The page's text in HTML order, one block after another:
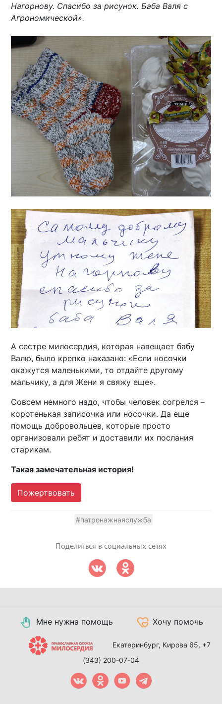
Нагорнову. Спасибо за рисунок. Баба Валя с
Агрономической».
А сестре милосердия, которая навещает бабу
Валю, было крепко наказано: «Если носочки
окажутся маленькими, то отдайте другому
мальчику, а для Жени я свяжу еще».
Совсем немного надо, чтобы человек согрелся –
коротенькая записочка или носочки. Да еще
помощь добровольцев, которые просто
организовали ребят и доставили их послания
старикам.
Такая замечательная история!
Пожертвовать
#патронажнаяслужба
Поделиться в социальных сетях
Мне нужна помощь Хочу помочь
Екатеринбург, Кирова 65, +7
(343) 200-07-04